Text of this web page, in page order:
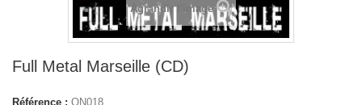
Agrandir l'image
Full Metal Marseille (CD)
Référence : QN018